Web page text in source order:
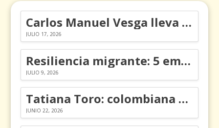
Carlos Manuel Vesga lleva el nombre de Colombia a los Emmy
JULIO 17, 2026
Resiliencia migrante: 5 emociones y cómo gestionarlas
JULIO 9, 2026
Tatiana Toro: colombiana que cambió la historia de las matemáticas
JUNIO 22, 2026